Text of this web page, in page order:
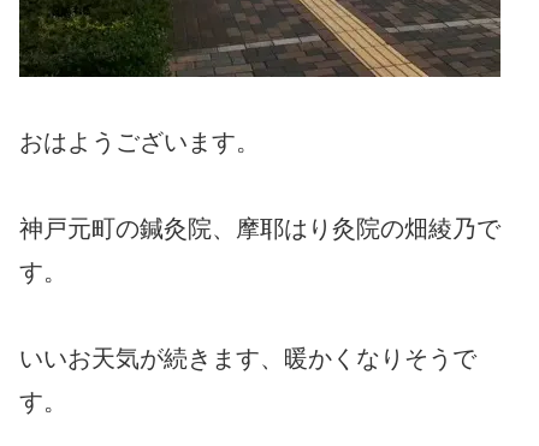
おはようございます。
神戸元町の鍼灸院、摩耶はり灸院の畑綾乃で
す。
いいお天気が続きます、暖かくなりそうで
す。